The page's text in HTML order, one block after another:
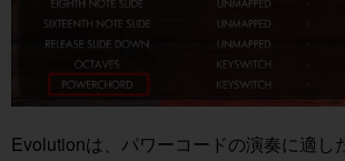
Evolutionは、パワーコードの演奏に適し